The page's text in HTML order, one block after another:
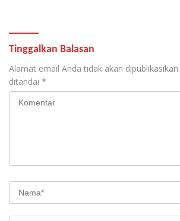
Tinggalkan Balasan
Alamat email Anda tidak akan dipublikasikan.
ditandai *